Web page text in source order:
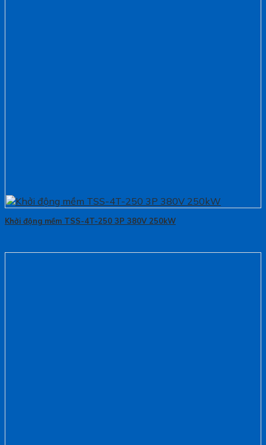
Khởi động mềm TSS-4T-250 3P 380V 250kW